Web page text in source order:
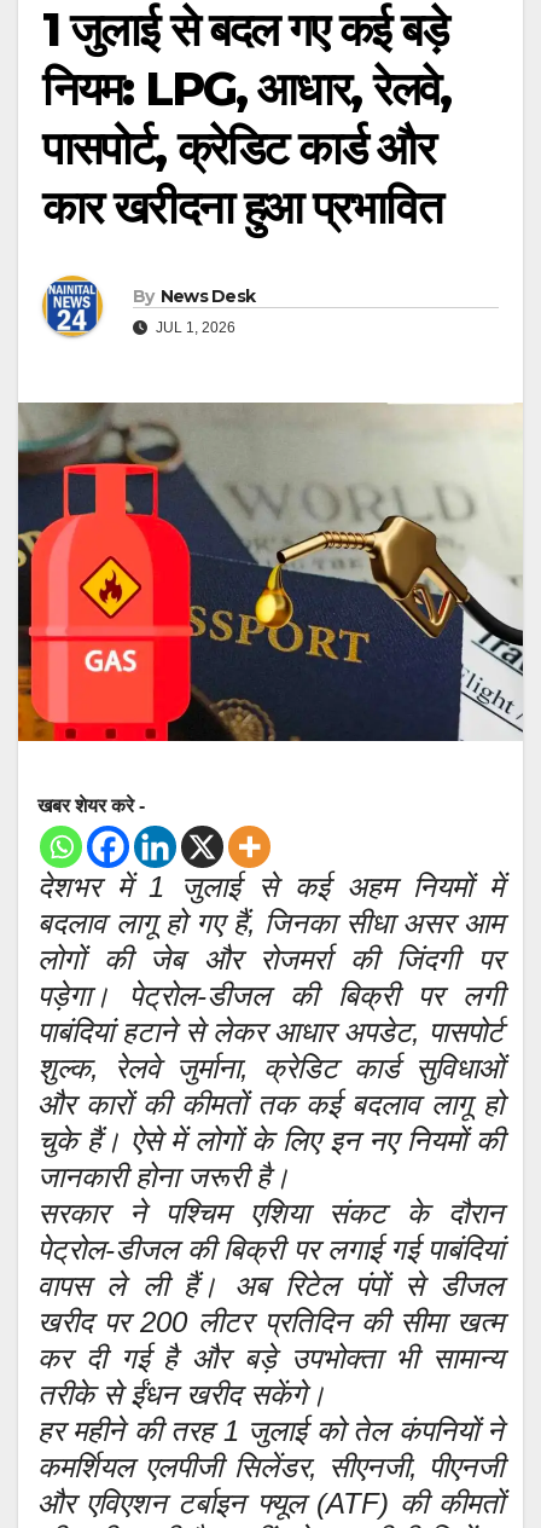
1 जुलाई से बदल गए कई बड़े
नियम: LPG, आधार, रेलवे,
पासपोर्ट, क्रेडिट कार्ड और
कार खरीदना हुआ प्रभावित
By News Desk
JUL 1, 2026
खबर शेयर करे -
देशभर में 1 जुलाई से कई अहम नियमों में
बदलाव लागू हो गए हैं, जिनका सीधा असर आम
लोगों की जेब और रोजमर्रा की जिंदगी पर
पड़ेगा। पेट्रोल-डीजल की बिक्री पर लगी
पाबंदियां हटाने से लेकर आधार अपडेट, पासपोर्ट
शुल्क, रेलवे जुर्माना, क्रेडिट कार्ड सुविधाओं
और कारों की कीमतों तक कई बदलाव लागू हो
चुके हैं। ऐसे में लोगों के लिए इन नए नियमों की
जानकारी होना जरूरी है।
सरकार ने पश्चिम एशिया संकट के दौरान
पेट्रोल-डीजल की बिक्री पर लगाई गई पाबंदियां
वापस ले ली हैं। अब रिटेल पंपों से डीजल
खरीद पर 200 लीटर प्रतिदिन की सीमा खत्म
कर दी गई है और बड़े उपभोक्ता भी सामान्य
तरीके से ईंधन खरीद सकेंगे।
हर महीने की तरह 1 जुलाई को तेल कंपनियों ने
कमर्शियल एलपीजी सिलेंडर, सीएनजी, पीएनजी
और एविएशन टर्बाइन फ्यूल (ATF) की कीमतों